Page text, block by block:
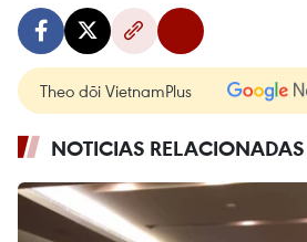
Theo dõi VietnamPlus
NOTICIAS RELACIONADAS